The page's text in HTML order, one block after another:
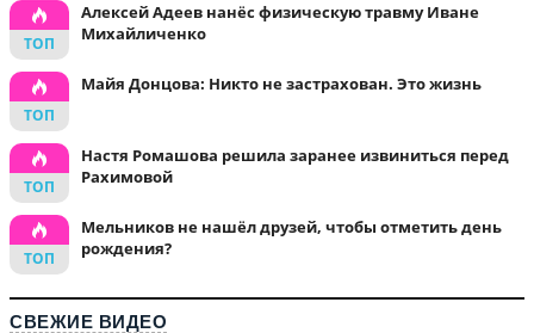
Алексей Адеев нанёс физическую травму Иване
Михайличенко
Майя Донцова: Никто не застрахован. Это жизнь
Настя Ромашова решила заранее извиниться перед
Рахимовой
Мельников не нашёл друзей, чтобы отметить день
рождения?
СВЕЖИЕ ВИДЕО